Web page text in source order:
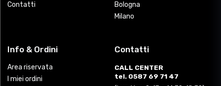
Contatti
Bologna
Milano
Info & Ordini
Area riservata
I miei ordini
Contatti
CALL CENTER
tel. 0587 69 71 47